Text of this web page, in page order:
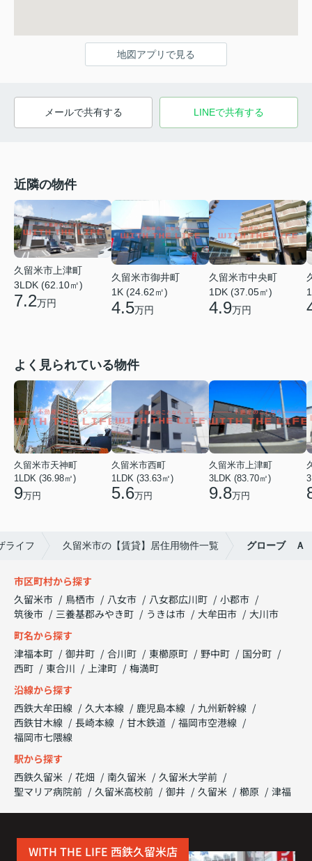
地図アプリで見る
メールで共有する LINEで共有する
近隣の物件
久留米市上津町
3LDK (62.10㎡)
7.2万円
久留米市御井町
1K (24.62㎡)
4.5万円
久留米市中央町
1DK (37.05㎡)
4.9万円
よく見られている物件
久留米市天神町
1LDK (36.98㎡)
9万円
久留米市西町
1LDK (33.63㎡)
5.6万円
久留米市上津町
3LDK (83.70㎡)
9.8万円
ライフ 久留米市の【賃貸】居住用物件一覧 グローブ Ａ
市区町村から探す
久留米市
鳥栖市 八女市 八女郡広川町
小郡市
筑後市
三養基郡みやき町 うきは市 大牟田市
大川市
町名から探す
津福本町
御井町 合川町 東櫛原町 野中町
国分町
西町
東合川 上津町
梅満町
沿線から探す
西鉄大牟田線
久大本線 鹿児島本線
九州新幹線
西鉄甘木線
長崎本線 甘木鉄道
福岡市空港線
福岡市七隈線
駅から探す
西鉄久留米
花畑 南久留米
久留米大学前
聖マリア病院前
久留米高校前 御井 久留米 櫛原 津福
WITH THE LIFE 西鉄久留米店